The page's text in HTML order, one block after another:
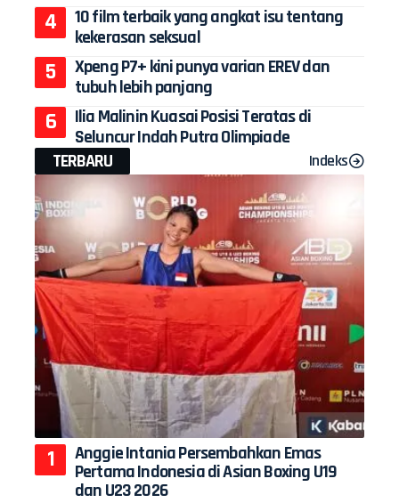
10 film terbaik yang angkat isu tentang
kekerasan seksual
Xpeng P7+ kini punya varian EREV dan
tubuh lebih panjang
Ilia Malinin Kuasai Posisi Teratas di
Seluncur Indah Putra Olimpiade
TERBARU
Indeks
Anggie Intania Persembahkan Emas
Pertama Indonesia di Asian Boxing U19
dan U23 2026